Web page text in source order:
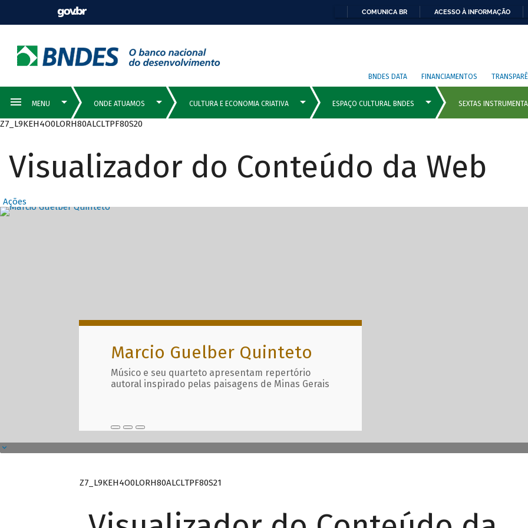
COMUNICA BR ACESSO À INFORMAÇÃO
BNDES DATA FINANCIAMENTOS
Z7_L9KEH4O0LORH80ALCLTPF80S20
Visualizador do Conteúdo da Web
Ações
Destaques Principais com
Marcio Guelber Quinteto
Músico e seu quarteto apresentam repertório
autoral inspirado pelas paisagens de Minas Gerais
Z7_L9KEH4O0LORH80ALCLTPF80S21